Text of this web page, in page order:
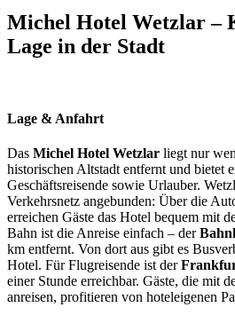
Michel Hotel Wetzlar –
Lage in der Stadt
Lage & Anfahrt
Das Michel Hotel Wetzlar liegt nur
historischen Altstadt entfernt und bietet
Geschäftsreisende sowie Urlauber.
Verkehrsnetz angebunden: Über die
erreichen Gäste das Hotel bequem mit
Bahn ist die Anreise einfach – der
km entfernt. Von dort aus gibt es
Hotel. Für Flugreisende ist der
einer Stunde erreichbar. Gäste, die mit
anreisen, profitieren von hoteleigenen